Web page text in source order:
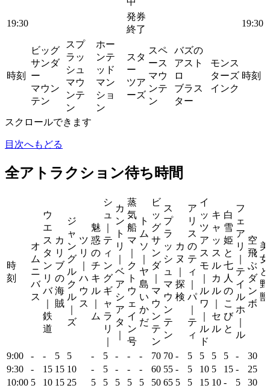
19:30
発券
終了
19:30
時刻
ビッグ
サンダ
ー
マウン
テン
スプ
ラッ
シュ
マウ
ンテ
ン
ホー
ンテ
ッド
マン
ショ
ン
スタ
ー
ツア
ーズ
スペ
ース
マウ
ンテ
ン
バズの
アスト
ロ
ブラス
ター
モンス
ターズ
インク
時刻
スクロールできます
目次へもどる
全アトラクション待ち時間
時
刻
オ
ム
ニ
バ
ス
ウ
エ
ス
タ
ン
リ
バ
鉄
道
カ
リ
ブ
の
海
賊
ジ
ャ
ン
グ
ル
ク
ル
ズ
ツ
リ
ハ
ウ
ス
魅
惑
の
チ
キ
ル
ム
シ
ュ
テ
ィ
ン
グ
ギ
ャ
ラ
リ
カ
ン
ト
リ
ベ
ア
シ
ア
タ
蒸
気
船
マ
ク
ト
ウ
ェ
イ
ン
号
ト
ム
ソ
ヤ
島
い
か
だ
ビ
ッ
グ
サ
ン
ダ
マ
ウ
ン
テ
ン
ス
プ
ラ
ッ
シ
ュ
マ
ウ
ン
テ
ン
カ
ヌ
探
検
ア
リ
ス
の
テ
ィ
パ
テ
ィ
イ
ッ
ツ
ア
ス
モ
ル
ワ
ル
ド
キ
ャ
ッ
ス
ル
カ
ル
セ
ル
白
雪
姫
と
七
人
の
こ
び
と
フ
ェ
ア
リ
テ
イ
ル
ホ
ル
空
飛
ぶ
ダ
ン
ボ
美
女
と
野
獣
9:00 - - 5 5 - 5 - - - 70 70 - 5 5 5 5 - 30
9:30 - 15 15 10 - 5 - - - 60 55 - 5 10 5 15 -
25
10:00 5 10 15 25 5 5 5 5 5 50 65 5 5 15 10 - 5
30